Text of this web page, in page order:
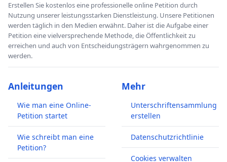
Erstellen Sie kostenlos eine professionelle online Petition durch
Nutzung unserer leistungsstarken Dienstleistung. Unsere Petitionen
werden täglich in den Medien erwähnt. Daher ist die Aufgabe einer
Petition eine vielversprechende Methode, die Öffentlichkeit zu
erreichen und auch von Entscheidungsträgern wahrgenommen zu
werden.
Anleitungen
Wie man eine Online-
Petition startet
Wie schreibt man eine
Petition?
Mehr
Unterschriftensammlung
erstellen
Datenschutzrichtlinie
Cookies verwalten